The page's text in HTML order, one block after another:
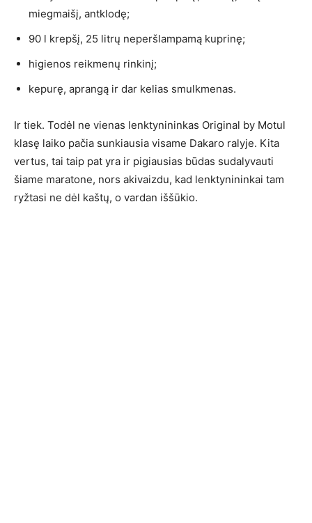
miegmaišį, antklodę;
90 l krepšį, 25 litrų neperšlampamą kuprinę;
higienos reikmenų rinkinį;
kepurę, aprangą ir dar kelias smulkmenas.
Ir tiek. Todėl ne vienas lenktynininkas Original by Motul
klasę laiko pačia sunkiausia visame Dakaro ralyje. Kita
vertus, tai taip pat yra ir pigiausias būdas sudalyvauti
šiame maratone, nors akivaizdu, kad lenktynininkai tam
ryžtasi ne dėl kaštų, o vardan iššūkio.